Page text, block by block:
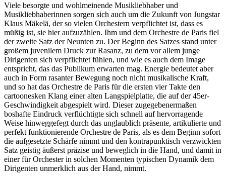
Viele besorgte und wohlmeinende Musikliebhaber und
Musikliebhaberinnen sorgen sich auch um die Zukunft von Jungstar
Klaus Mäkelä, der so vielen Orchestern verpflichtet ist, dass es
müßig ist, sie hier aufzuzählen. Ihm und dem Orchestre de Paris fiel
der zweite Satz der Neunten zu. Der Beginn des Satzes stand unter
großem juvenilem Druck zur Rasanz, zu dem vor allem junge
Dirigenten sich verpflichtet fühlen, und wie es auch dem Image
entspricht, das das Publikum erwarten mag. Energie bedeutet aber
auch in Form rasanter Bewegung noch nicht musikalische Kraft,
und so hat das Orchestre de Paris für die ersten vier Takte den
cartoonesken Klang einer alten Langspielplatte, die auf der 45er-
Geschwindigkeit abgespielt wird. Dieser zugegebenermaßen
boshafte Eindruck verflüchtigte sich schnell auf hervorragende
Weise hinweggefegt durch das unglaublich präsente, artikulierte und
perfekt funktionierende Orchestre de Paris, als es dem Beginn sofort
die aufgesetzte Schärfe nimmt und den kontrapunktisch verzwickten
Satz geistig äußerst präzise und beweglich in die Hand, und damit in
einer für Orchester in solchen Momenten typischen Dynamik dem
Dirigenten unmerklich aus der Hand, nimmt.